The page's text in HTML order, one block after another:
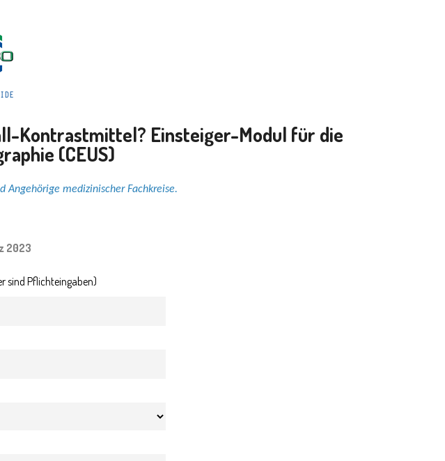
Kontrastmittel? Einsteiger-Modul für die
(CEUS)
Angehörige medizinischer Fachkreise.
2023
sind Pflichteingaben)